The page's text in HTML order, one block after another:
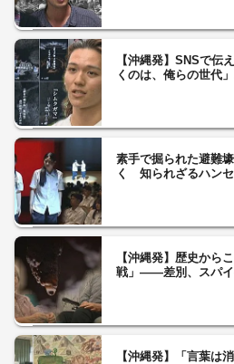
【沖縄発】SNSで
くのは、俺らの世代
素手で掘られた避難
く 知られざるハン
【沖縄発】歴史から
戦」――差別、スパ
【沖縄発】「言葉は